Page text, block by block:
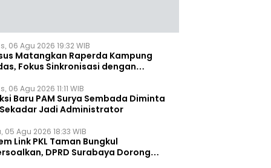
06 Agu 2026 19:32 WIB
Matangkan Raperda Kampung
Fokus Sinkronisasi dengan
06 Agu 2026 11:11 WIB
Baru PAM Surya Sembada Diminta
Jadi Administrator
05 Agu 2026 18:33 WIB
Link PKL Taman Bungkul
DPRD Surabaya Dorong